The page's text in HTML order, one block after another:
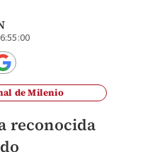
de Milenio
reconocida